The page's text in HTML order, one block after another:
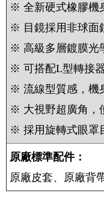
※ 全新硬式橡膠機
※ 目鏡採用非球面
※ 高級多層鍍膜光
※ 可搭配L型轉接
※ 流線型質感，機
※ 大視野超廣角，
※ 採用旋轉式眼罩
原廠標準配件：
原廠皮套、原廠背